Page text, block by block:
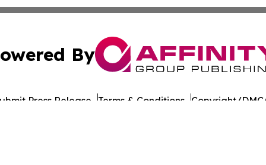
By
Press Release Terms & Conditions Copyright/